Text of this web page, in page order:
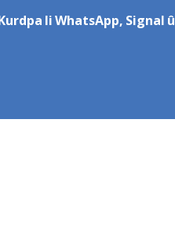
li WhatsApp, Signal û